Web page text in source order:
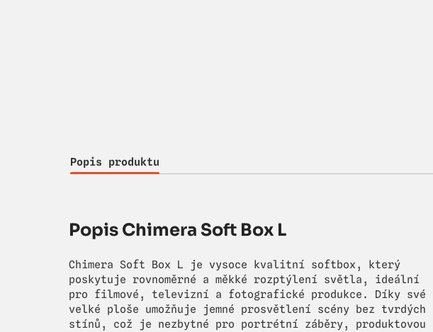
Popis produktu
Popis Chimera Soft Box L
Chimera Soft Box L je vysoce kvalitní softbox, který
poskytuje rovnoměrné a měkké rozptýlení světla, ideální
pro filmové, televizní a fotografické produkce. Díky své
velké ploše umožňuje jemné prosvětlení scény bez tvrdých
stínů, což je nezbytné pro portrétní záběry, produktovou